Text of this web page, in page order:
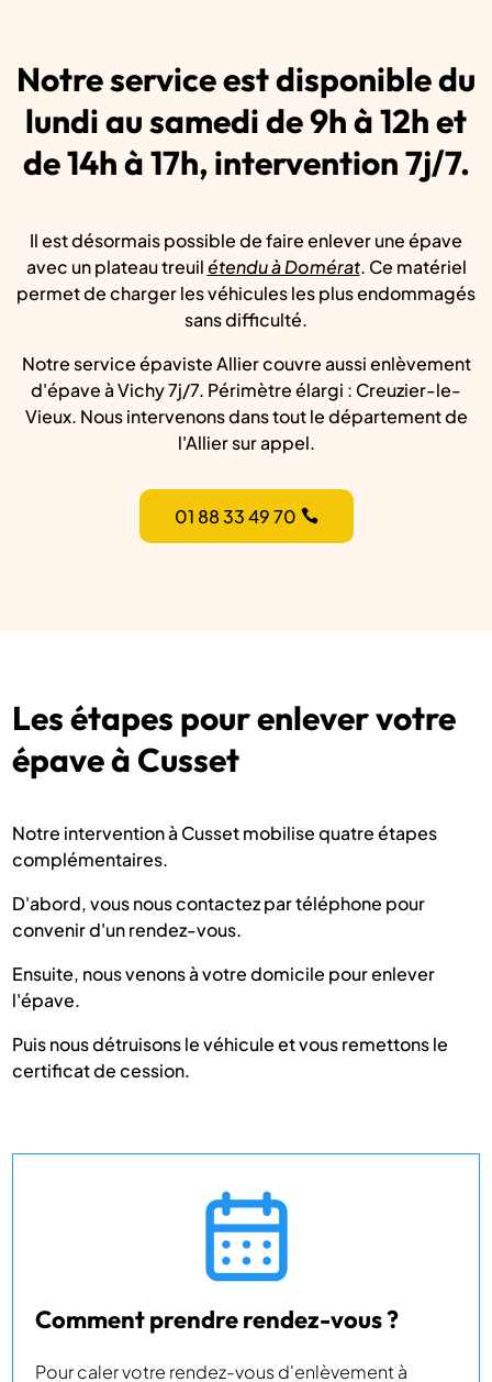
Notre service est disponible du
lundi au samedi de 9h à 12h et
de 14h à 17h, intervention 7j/7.
Il est désormais possible de faire enlever une épave
avec un plateau treuilétendu à Domérat. Ce matériel
permet de charger les véhicules les plus endommagés
sans difficulté.
Notre service épaviste Allier couvre aussi enlèvement
d'épave à Vichy 7j/7. Périmètre élargi : Creuzier-le-
Vieux. Nous intervenons dans tout le département de
l'Allier sur appel.
01 88 33 49 70
Les étapes pour enlever votre
épave à Cusset
Notre intervention à Cusset mobilise quatre étapes
complémentaires.
D'abord, vous nous contactez par téléphone pour
convenir d'un rendez-vous.
Ensuite, nous venons à votre domicile pour enlever
l'épave.
Puis nous détruisons le véhicule et vous remettons le
certificat de cession.
Comment prendre rendez-vous ?
Pour caler votre rendez-vous d'enlèvement à